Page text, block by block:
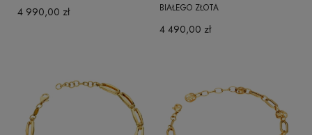
4 990,00 zł
BIAŁEGO ZŁOTA
4 490,00 zł